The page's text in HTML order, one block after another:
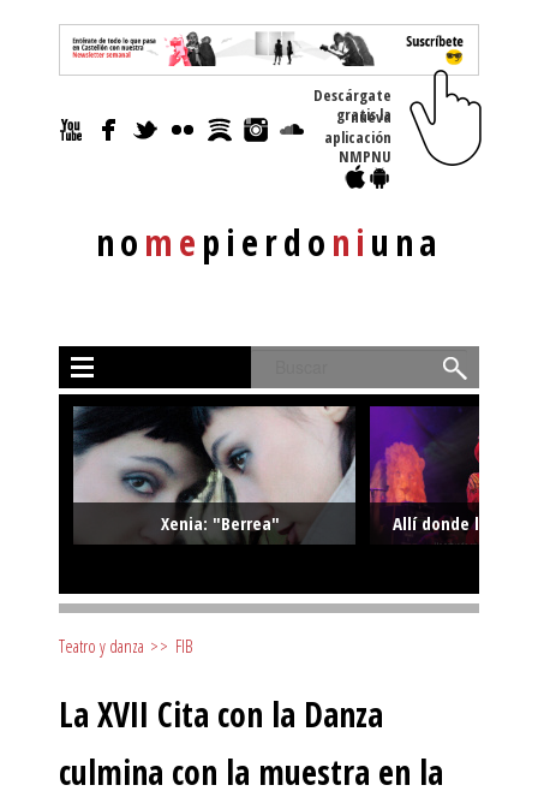
nomepierdoniuna
Descárgate
gratis la nueva
aplicación
NMPNU
Xenia: "Berrea" Allí donde la
Teatro y danza >> FIB
La XVII Cita con la Danza
culmina con la muestra en la